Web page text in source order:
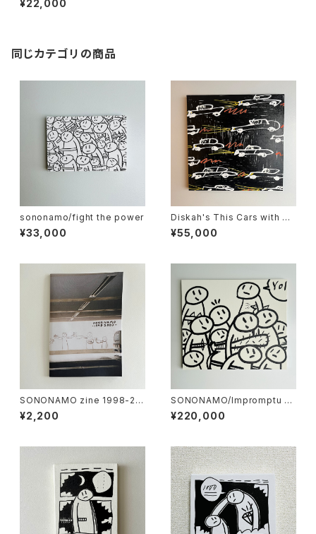
¥22,000
同じカテゴリの商品
sononamo/fight the power
¥33,000
Diskah's This Cars with So
nonamo
¥55,000
SONONAMO zine 1998-20
03
¥2,200
SONONAMO/Impromptu se
ries-Armed Crowds
¥220,000